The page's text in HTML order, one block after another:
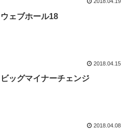
ウェブホール18
2018.04.15
ビッグマイナーチェンジ
2018.04.08